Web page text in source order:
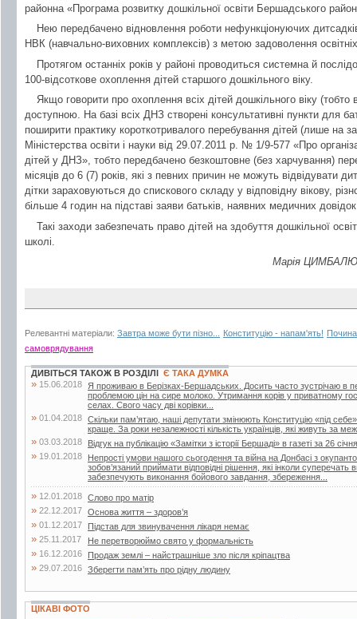
районна «Програма розвитку дошкільної освіти Бершадського
Нею передбачено відновлення роботи нефункціонуючих
НВК (навчально-виховних комплексів) з метою задоволення
Протягом останніх років у районі проводиться системна й
100-відсоткове охоплення дітей старшого дошкільного віку.
Якщо говорити про охоплення всіх дітей дошкільного віку (тобто
доступною. На базі всіх ДНЗ створені консультативні пункти для
поширити практику короткотривалого перебування дітей (лише на
Міністерства освіти і науки від 29.07.2011 р. № 1/9-577 «Про
дітей у ДНЗ», тобто передбачено безкоштовне (без харчування)
місяців до 6 (7) років, які з певних причин не можуть відвідувати
дітки зараховуються до спискового складу у відповідну вікову,
більше 4 годин на підставі заяви батьків, наявних медичних
Такі заходи забезпечать право дітей на здобуття дошкільної
школі.
Марія
Релевантні матеріали: Завтра може бути пізно... Конституцію - напам'ять!
самоврядування
ДИВІТЬСЯ ТАКОЖ В РОЗДІЛІ Є ТАКА ДУМКА
» 15.06.2018
Я проживаю в Берізках-Бершадських. Досить часто зустрічаю в
проблемою цін на сире молоко. Утримання корів у приватному
селах. Свого часу дві корівки...
» 01.04.2018 Скільки пам’ятаю, наші депутати змінюють Конституцію «під
краще. За роки незалежності кількість українців, які живуть за
» 03.03.2018 Відгук на публікацію «Замітки з історії Бершаді» в газеті за 26
» 19.01.2018
Непрості умови нашого сьогодення та війна на Донбасі з
зобов’язаний приймати відповідні рішення, які інколи
забезпечують виконання бойового завдання, збереження...
» 12.01.2018 Слово про матір
» 22.12.2017 Основа життя – здоров’я
» 01.12.2017 Підстав для звинувачення лікаря немає
» 25.11.2017 Не перетворюймо свято у формальність
» 16.12.2016 Продаж землі – найстрашніше зло після кріпацтва
» 29.07.2016 Зберегти пам’ять про рідну людину
ЦІКАВІ ФОТО